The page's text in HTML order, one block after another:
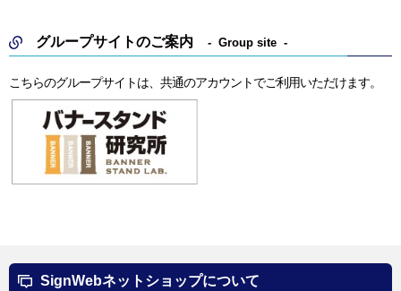
グループサイトのご案内 Group site
こちらのグループサイトは、共通のアカウントでご利用いただけます。
SignWebネットショップについて